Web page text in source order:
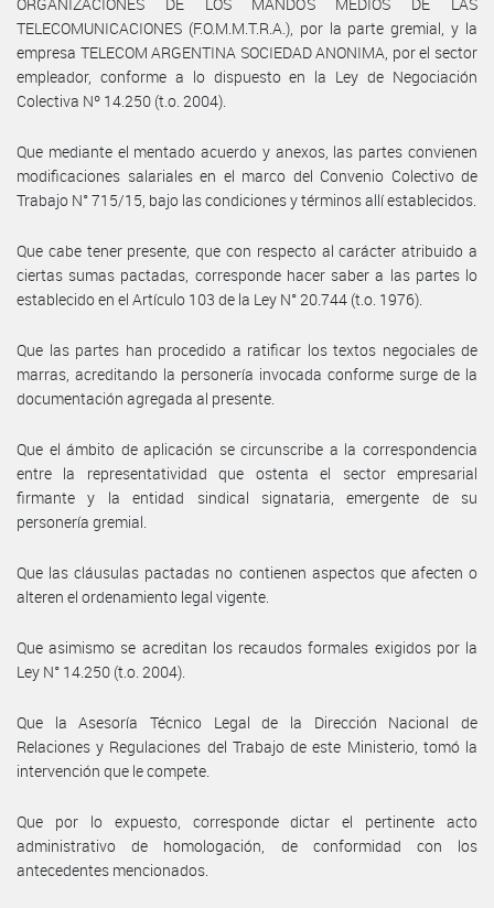
TELECOMUNICACIONES (F.O.M.M.T.R.A.), por la parte gremial, y la
empresa TELECOM ARGENTINA SOCIEDAD ANONIMA, por el sector
empleador, conforme a lo dispuesto en la Ley de Negociación
Colectiva Nº 14.250 (t.o. 2004).
Que mediante el mentado acuerdo y anexos, las partes convienen
modificaciones salariales en el marco del Convenio Colectivo de
Trabajo N° 715/15, bajo las condiciones y términos allí establecidos.
Que cabe tener presente, que con respecto al carácter atribuido a
ciertas sumas pactadas, corresponde hacer saber a las partes lo
establecido en el Artículo 103 de la Ley N° 20.744 (t.o. 1976).
Que las partes han procedido a ratificar los textos negociales de
marras, acreditando la personería invocada conforme surge de la
documentación agregada al presente.
Que el ámbito de aplicación se circunscribe a la correspondencia
entre la representatividad que ostenta el sector empresarial
firmante y la entidad sindical signataria, emergente de su
personería gremial.
Que las cláusulas pactadas no contienen aspectos que afecten o
alteren el ordenamiento legal vigente.
Que asimismo se acreditan los recaudos formales exigidos por la
Ley N° 14.250 (t.o. 2004).
Que la Asesoría Técnico Legal de la Dirección Nacional de
Relaciones y Regulaciones del Trabajo de este Ministerio, tomó la
intervención que le compete.
Que por lo expuesto, corresponde dictar el pertinente acto
administrativo de homologación, de conformidad con los
antecedentes mencionados.